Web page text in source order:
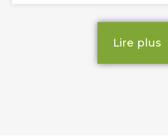
Lire plus